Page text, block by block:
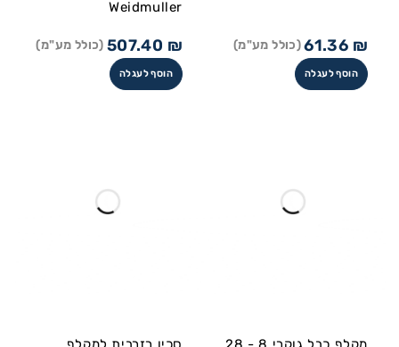
61.36 ₪ (כולל מע"מ)
הוסף לעגלה
Weidmuller
507.40 ₪ (כולל מע"מ)
הוסף לעגלה